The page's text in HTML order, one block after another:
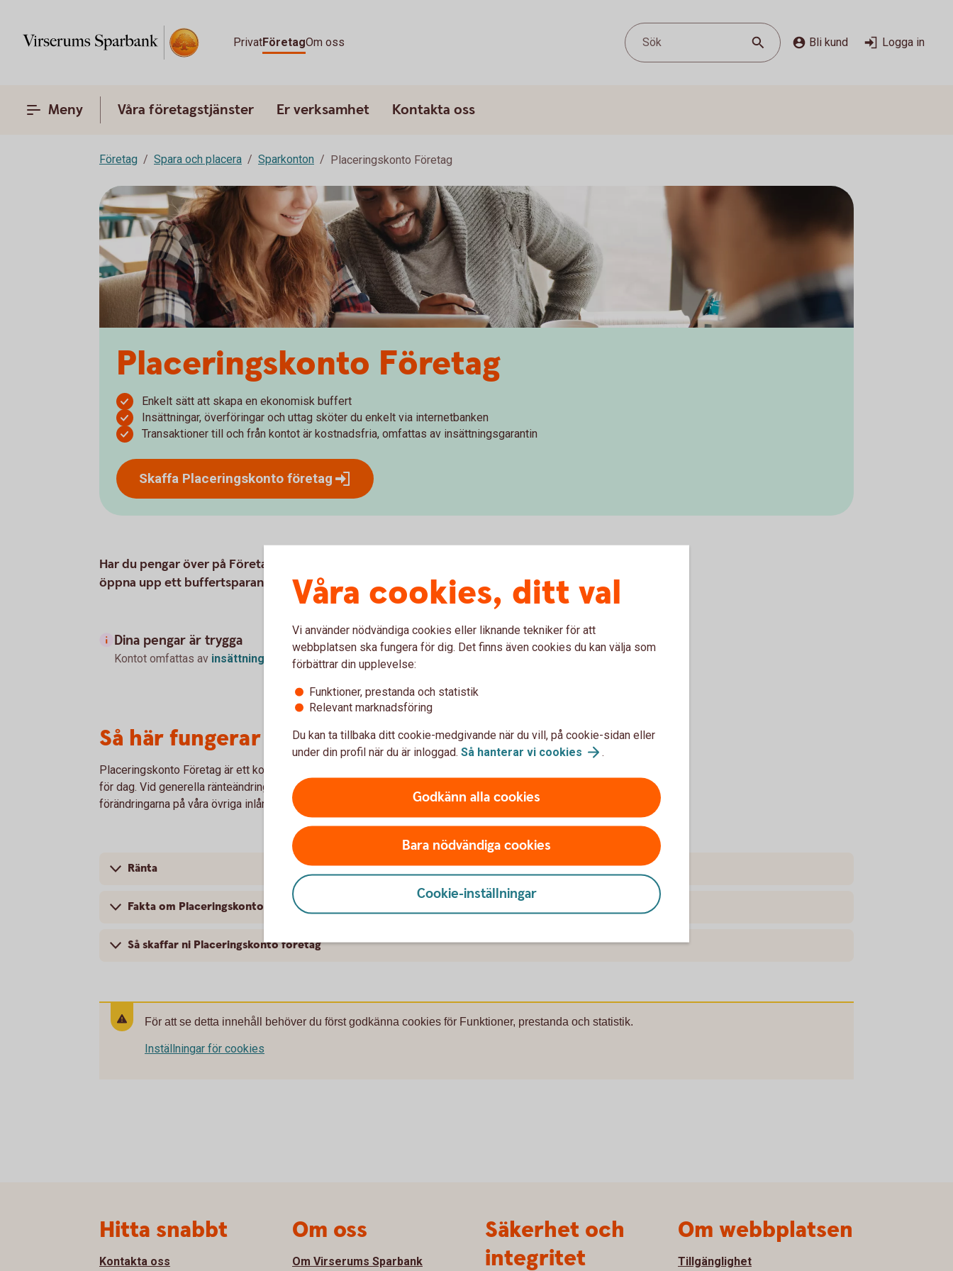
PrivatFöretagOm oss Sök Bli kund Logga in
Meny Våra företagstjänster Er verksamhet Kontakta oss
Företag Spara och placera Sparkonton Placeringskonto Företag
Placeringskonto Företag
Enkelt sätt att skapa en ekonomisk buffert
Insättningar, överföringar och uttag sköter du enkelt via internetbanken
Transaktioner till och från kontot är kostnadsfria, omfattas av insättningsgarantin
Skaffa Placeringskonto företag
Har du pengar över på Företagskontot när de löpande utgifterna är betalda? Nu kan du
öppna upp ett buffertsparande direkt i internetbanken.
Dina pengar är trygga
Kontot omfattas av insättningsgarantin
Så här fungerar Placeringskonto Företag
Placeringskonto Företag är ett komplement till våra övriga konton. Räntan beräknas dag
för dag. Vid generella ränteändringar på grund av ändrade marknadsräntor följer räntan
förändringarna på våra övriga inlåningskonton.
Ränta
Fakta om Placeringskonto företag
Så skaffar ni Placeringskonto företag
För att se detta innehåll behöver du först godkänna cookies för Funktioner, prestanda och statistik.
Inställningar för cookies
Våra cookies, ditt val
Vi använder nödvändiga cookies eller liknande tekniker för att
webbplatsen ska fungera för dig. Det finns även cookies du kan välja som
förbättrar din upplevelse:
Funktioner, prestanda och statistik
Relevant marknadsföring
Du kan ta tillbaka ditt cookie-medgivande när du vill, på cookie-sidan eller
under din profil när du är inloggad. Så hanterar vi cookies .
Godkänn alla cookies
Bara nödvändiga cookies
Cookie-inställningar
Hitta snabbt
Kontakta oss
Om oss
Om Virserums Sparbank
Säkerhet och
integritet
Om webbplatsen
Tillgänglighet